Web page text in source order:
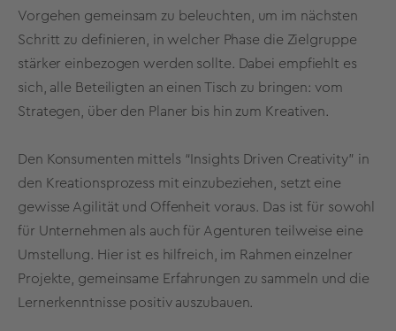
Vorgehen gemeinsam zu beleuchten, um im nächsten
Schritt zu definieren, in welcher Phase die Zielgruppe
stärker einbezogen werden sollte. Dabei empfiehlt es
sich, alle Beteiligten an einen Tisch zu bringen: vom
Strategen, über den Planer bis hin zum Kreativen.
Den Konsumenten mittels “Insights Driven Creativity” in
den Kreationsprozess mit einzubeziehen, setzt eine
gewisse Agilität und Offenheit voraus. Das ist für sowohl
für Unternehmen als auch für Agenturen teilweise eine
Umstellung. Hier ist es hilfreich, im Rahmen einzelner
Projekte, gemeinsame Erfahrungen zu sammeln und die
Lernerkenntnisse positiv auszubauen.